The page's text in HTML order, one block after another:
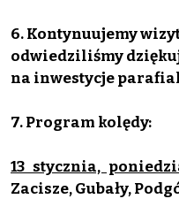
6. Kontynuujemy
odwiedziliśmy
na inwestycje
7. Program kolędy:
13 stycznia,
Zacisze, Gubały,